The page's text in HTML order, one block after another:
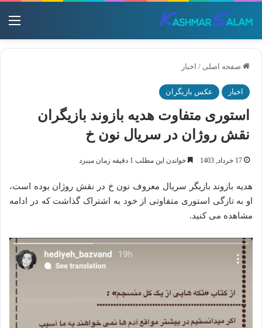
صفحه اصلی / اخبار
اخبار عکس بازیگران
استوری متفاوت هدیه بازوند بازیگران
نقش روژان در سریال نون خ
17 خرداد, 1403 خواندن این مطلب 1 دقیقه زمان میبرد
هدیه بازوند بازیگر سریال معروف نون خ در نقش روژان بوده است،
او به تازگی استوری متفاوتی از خود به اشتراک گذاشت که در ادامه
مشاهده می کنید.